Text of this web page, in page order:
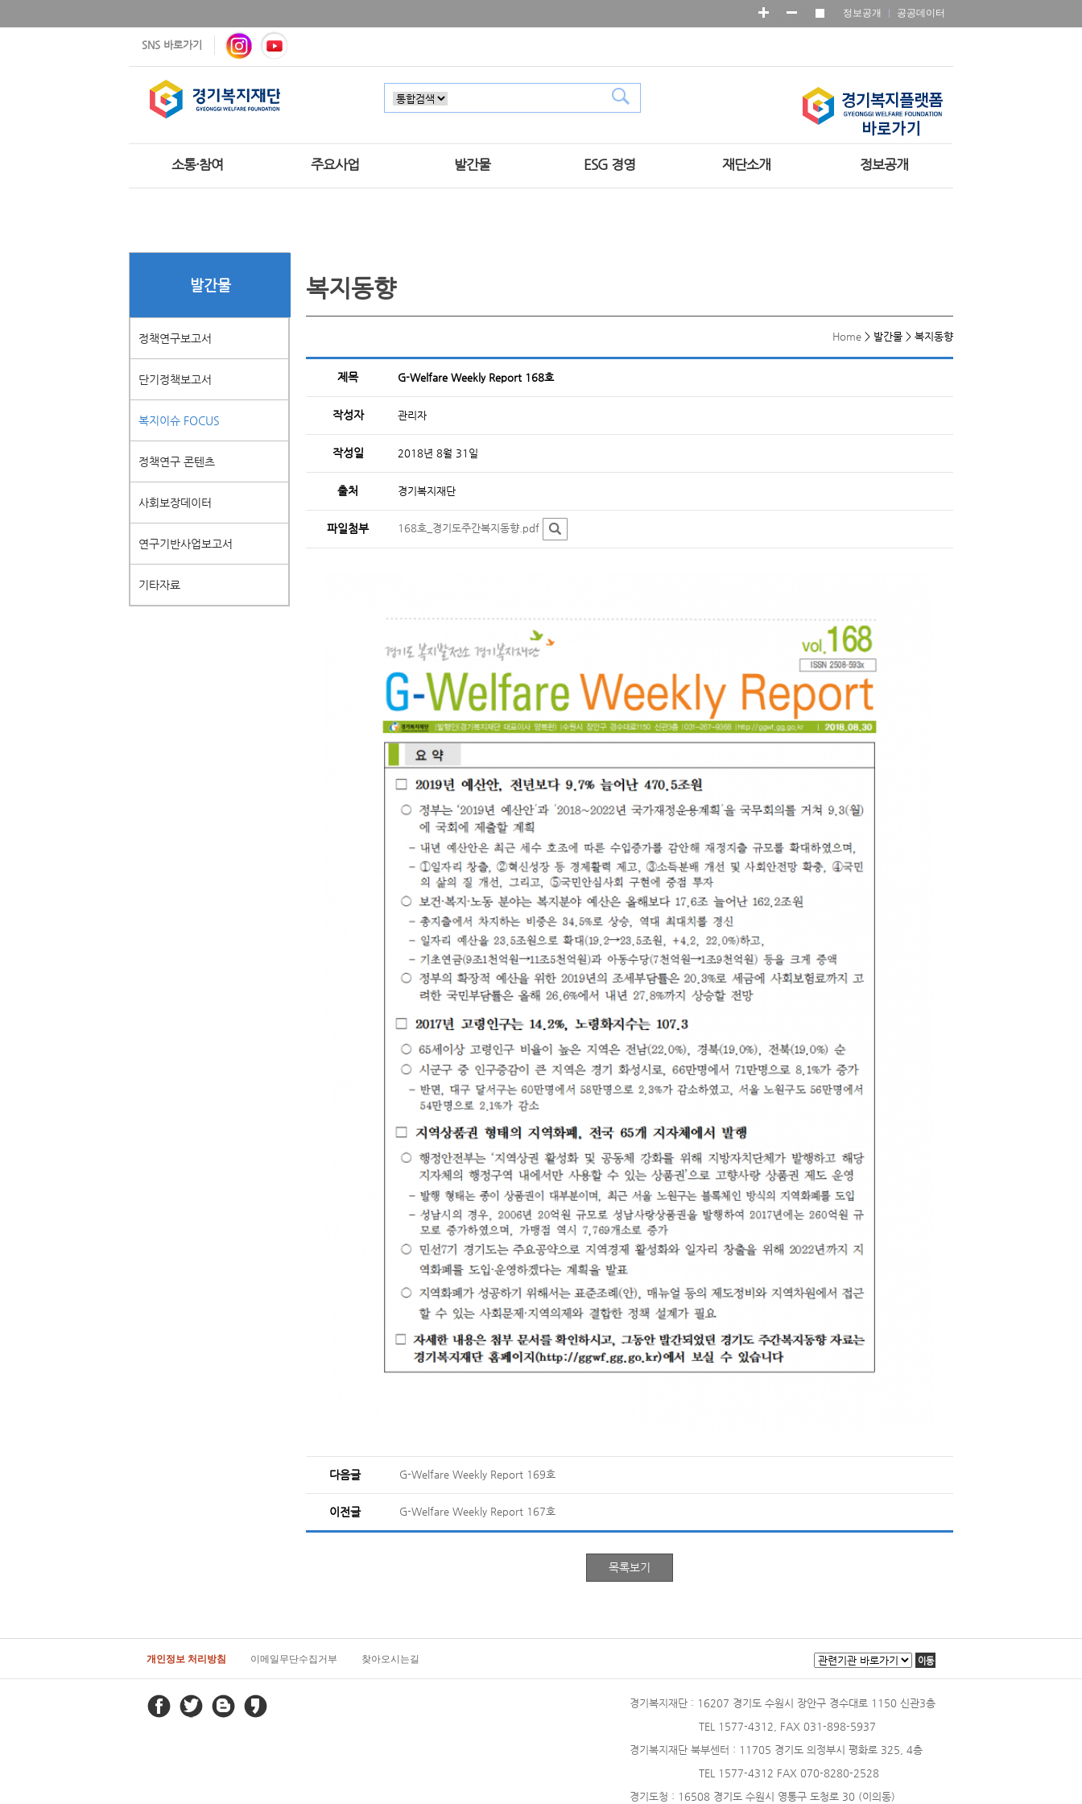
정보공개 공공데이터
SNS 바로가기
소통·참여 주요사업 발간물 ESG 경영 재단소개 정보공개
발간물
정책연구보고서
단기정책보고서
복지이슈 FOCUS
정책연구 콘텐츠
사회보장데이터
연구기반사업보고서
기타자료
복지동향
Home > 발간물 > 복지동향
제목 G-Welfare Weekly Report 168호
작성자 관리자
작성일 2018년 8월 31일
출처 경기복지재단
파일첨부 168호_경기도주간복지동향.pdf
다음글 G-Welfare Weekly Report 169호
이전글 G-Welfare Weekly Report 167호
개인정보 처리방침 이메일무단수집거부 찾아오시는길 이동
경기복지재단 : 16207 경기도 수원시 장안구 경수대로 1150 신관3층
TEL 1577-4312, FAX 031-898-5937
경기복지재단 북부센터 : 11705 경기도 의정부시 평화로 325, 4층
TEL 1577-4312 FAX 070-8280-2528
경기도청 : 16508 경기도 수원시 영통구 도청로 30 (이의동)